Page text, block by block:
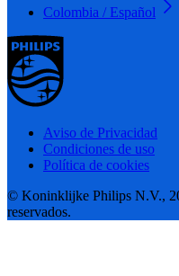
Colombia / Español
Aviso de Privacidad
Condiciones de uso
Política de cookies
© Koninklijke Philips N.V.,
reservados.